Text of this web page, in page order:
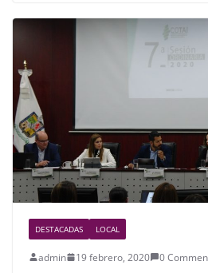
DESTACADAS LOCAL
admin 19 febrero, 2020 0